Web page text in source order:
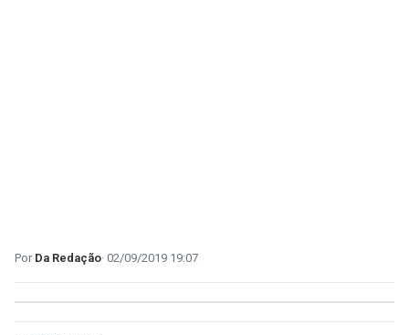
Da Redação 02/09/2019 19:07